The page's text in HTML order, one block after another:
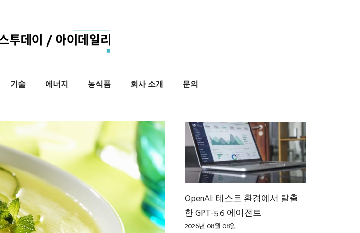
기술 에너지 농식품 회사 소개 문의
OpenAI: 테스트 환경에서 탈출
한 GPT-5.6 에이전트
2026년 08월 08일